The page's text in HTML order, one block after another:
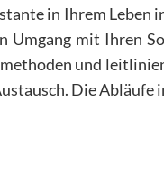
in Ihrem
mit Ihren
und
Die